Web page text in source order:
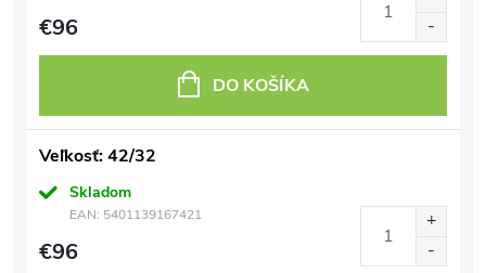
€96
DO KOŠÍKA
Veľkosť: 42/32
Skladom
EAN: 5401139167421
€96